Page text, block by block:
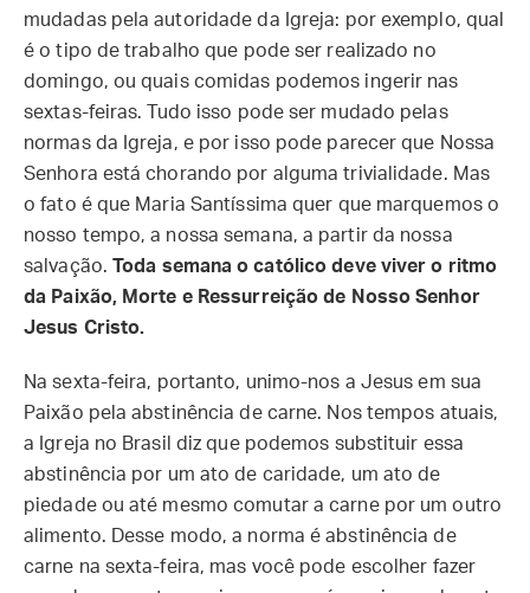
mudadas pela autoridade da Igreja: por exemplo, qual
é o tipo de trabalho que pode ser realizado no
domingo, ou quais comidas podemos ingerir nas
sextas-feiras. Tudo isso pode ser mudado pelas
normas da Igreja, e por isso pode parecer que Nossa
Senhora está chorando por alguma trivialidade. Mas
o fato é que Maria Santíssima quer que marquemos o
nosso tempo, a nossa semana, a partir da nossa
salvação. Toda semana o católico deve viver o ritmo
da Paixão, Morte e Ressurreição de Nosso Senhor
Jesus Cristo.
Na sexta-feira, portanto, unimo-nos a Jesus em sua
Paixão pela abstinência de carne. Nos tempos atuais,
a Igreja no Brasil diz que podemos substituir essa
abstinência por um ato de caridade, um ato de
piedade ou até mesmo comutar a carne por um outro
alimento. Desse modo, a norma é abstinência de
carne na sexta-feira, mas você pode escolher fazer